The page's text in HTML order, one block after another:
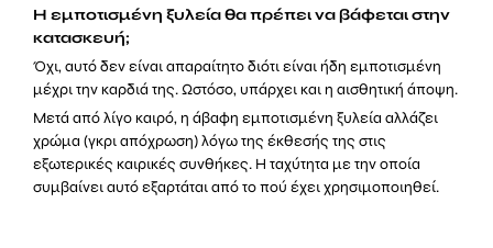
Η εμποτισμένη ξυλεία θα πρέπει να βάφεται στην
κατασκευή;
Όχι, αυτό δεν είναι απαραίτητο διότι είναι ήδη εμποτισμένη
μέχρι την καρδιά της. Ωστόσο, υπάρχει και η αισθητική άποψη.
Μετά από λίγο καιρό, η άβαφη εμποτισμένη ξυλεία αλλάζει
χρώμα (γκρι απόχρωση) λόγω της έκθεσής της στις
εξωτερικές καιρικές συνθήκες. Η ταχύτητα με την οποία
συμβαίνει αυτό εξαρτάται από το πού έχει χρησιμοποιηθεί.